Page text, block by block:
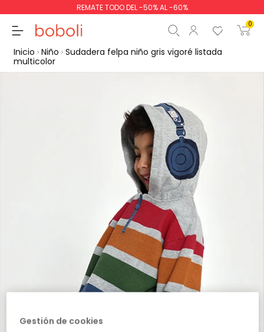
REMATE TODO DEL -50% AL -60%
0
Comenzar pedido
Inicio Niño Sudadera felpa niño gris vigoré listada
multicolor
Gestión de cookies